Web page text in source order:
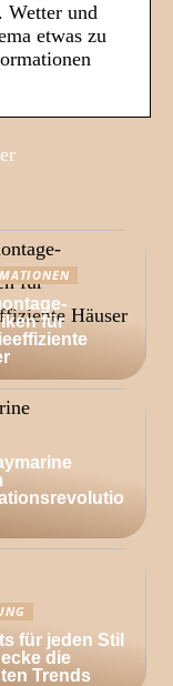
Wetter und
etwas zu
für
für jeden Stil
die
Trends